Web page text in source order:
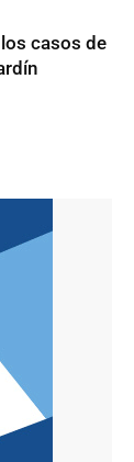
casos de